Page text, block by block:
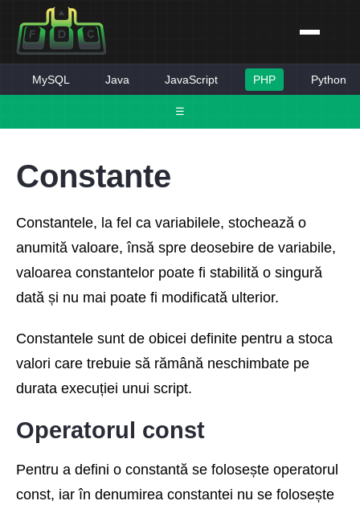
☰
MySQL Java JavaScript PHP Python
Constante
Constantele, la fel ca variabilele, stochează o
anumită valoare, însă spre deosebire de variabile,
valoarea constantelor poate fi stabilită o singură
dată și nu mai poate fi modificată ulterior.
Constantele sunt de obicei definite pentru a stoca
valori care trebuie să rămână neschimbate pe
durata execuției unui script.
Operatorul const
Pentru a defini o constantă se folosește operatorul
const, iar în denumirea constantei nu se folosește